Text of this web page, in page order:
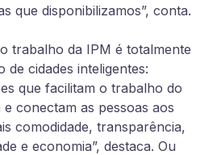
que disponibilizamos”, conta.
trabalho da IPM é totalmente
cidades inteligentes:
que facilitam o trabalho do
conectam as pessoas aos
comodidade, transparência,
e economia”, destaca. Ou